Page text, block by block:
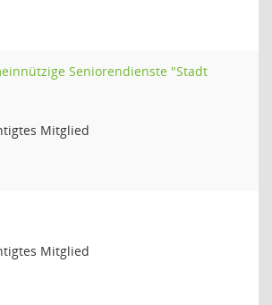
Seniorendienste "Stadt
Mitglied
Mitglied